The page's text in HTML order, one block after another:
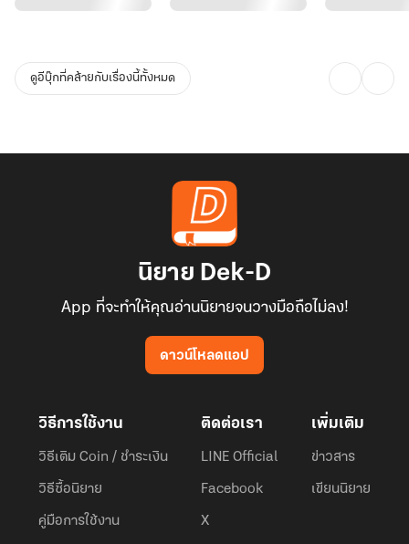
ดูอีบุ๊กที่คล้ายกับเรื่องนี้ทั้งหมด
นิยาย Dek-D
App ที่จะทำให้คุณอ่านนิยายจนวางมือถือไม่ลง!
ดาวน์โหลดแอป
วิธีการใช้งาน
วิธีเติม Coin / ชำระเงิน
วิธีซื้อนิยาย
คู่มือการใช้งาน
ติดต่อเรา
LINE Official
Facebook
X
เพิ่มเติม
ข่าวสาร
เขียนนิยาย